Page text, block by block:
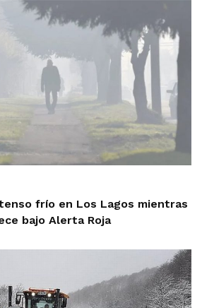
frío en Los Lagos mientras
bajo Alerta Roja